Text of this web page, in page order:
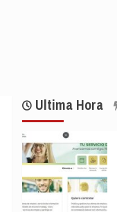
Ultima Hora